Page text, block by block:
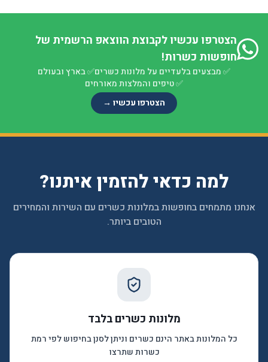
הצטרפו עכשיו לקבוצת הווצאפ הרשמית של
חופשות כשרות!
✅מבצעים בלעדיים על מלונות כשרים✅בארץ ובעולם
✅טיפים והמלצות מאורחים
הצטרפו עכשיו →
למה כדאי להזמין איתנו?
אנחנו מתמחים בחופשות במלונות כשרים עם השירות והמחירים
הטובים ביותר.
מלונות כשרים בלבד
כל המלונות באתר הינם כשרים וניתן לסנן בחיפוש לפי רמת
כשרות שתרצו